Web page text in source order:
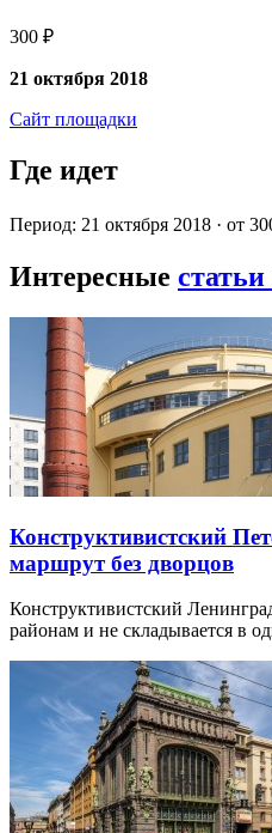
300 ₽
21 октября 2018
Сайт площадки
Где идет
Период: 21 октября 2018 · от
Интересные
Конструктивистский
маршрут без дворцов
Конструктивистский
районам и не складывается в